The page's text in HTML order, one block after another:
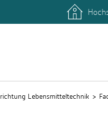
Lebensmitteltechnik